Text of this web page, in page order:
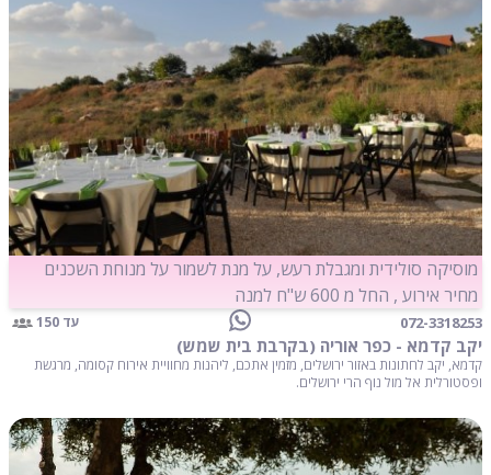
מוסיקה סולידית ומגבלת רעש, על מנת לשמור על מנוחת השכנים
מחיר אירוע , החל מ 600 ש"ח למנה
072-3318253 עד 150
יקב קדמא - כפר אוריה (בקרבת בית שמש)
קדמא, יקב לחתונות באזור ירושלים, מזמין אתכם, ליהנות מחוויית אירוח קסומה, מרגשת
ופסטורלית אל מול נוף הרי ירושלים.